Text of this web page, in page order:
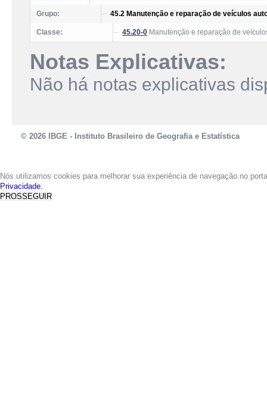
Grupo: 45.2 Manutenção e reparação de veículos
Classe: 45.20-0 Manutenção e reparação de
Notas Explicativas:
Não há notas explicativas
© 2026 IBGE - Instituto Brasileiro de Geografia e Estatística
Nós utilizamos cookies para melhorar sua experiência de navegação no
Privacidade.
PROSSEGUIR